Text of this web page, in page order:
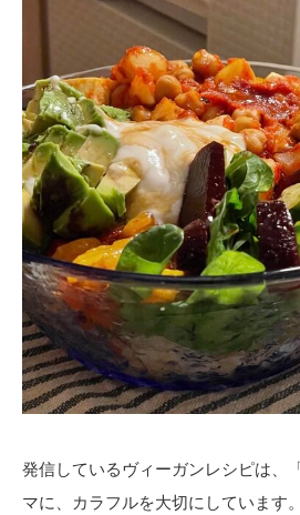
発信しているヴィーガンレシピは、
マに、カラフルを大切にしています